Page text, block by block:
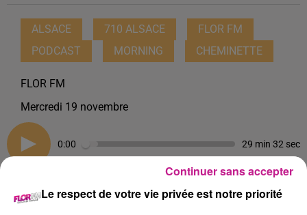
ALSACE 710 ALSACE
FLOR FM
PODCAST
MORNING CHEMINETTE
FLOR FM
Mercredi 19 novembre
0:00 29 min 32 sec
19 novembre 2025 - 29 min 32 sec
Le respect de votre vie privée est notre priorité
Continuer sans accepter